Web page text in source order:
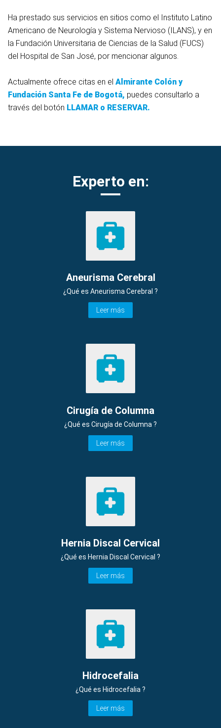
Ha prestado sus servicios en sitios como el Instituto Latino
Americano de Neurología y Sistema Nervioso (ILANS), y en
la Fundación Universitaria de Ciencias de la Salud (FUCS)
del Hospital de San José, por mencionar algunos.
Actualmente ofrece citas en el Almirante Colón y
Fundación Santa Fe de Bogotá, puedes consultarlo a
través del botón LLAMAR o RESERVAR.
Experto en:
Aneurisma Cerebral
¿Qué es Aneurisma Cerebral ?
Leer más
Cirugía de Columna
¿Qué es Cirugía de Columna ?
Leer más
Hernia Discal Cervical
¿Qué es Hernia Discal Cervical ?
Leer más
Hidrocefalia
¿Qué es Hidrocefalia ?
Leer más